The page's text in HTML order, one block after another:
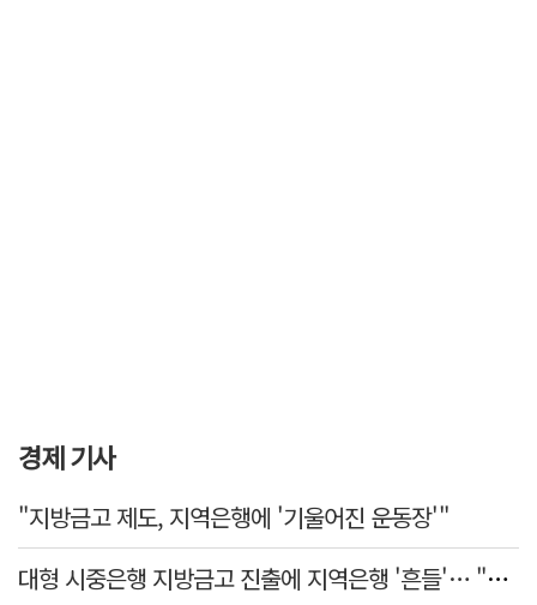
경제 기사
"지방금고 제도, 지역은행에 '기울어진 운동장'"
대형 시중은행 지방금고 진출에 지역은행 '흔들'… "생태계 보호 장치 필요"